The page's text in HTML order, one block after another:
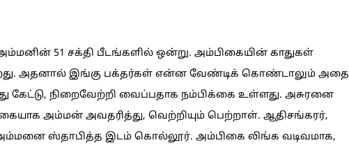
51 சக்தி பீடங்களில் ஒன்று. அம்பிகையின் காதுகள்
அதனால் இங்கு பக்தர்கள் என்ன வேண்டிக் கொண்டாலும் அதை
கேட்டு, நிறைவேற்றி வைப்பதாக நம்பிக்கை உள்ளது. அசுரனை
அம்மன் அவதரித்து, வெற்றியும் பெற்றாள். ஆதிசங்கரர்,
ஸ்தாபித்த இடம் கொல்லூர். அம்பிகை லிங்க வடிவமாக,